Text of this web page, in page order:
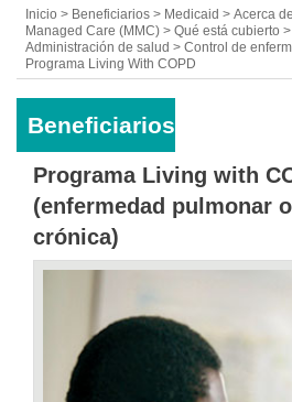
Inicio > Beneficiarios > Medicaid > Acerca
Managed Care (MMC) > Qué está cubierto >
Administración de salud > Control de
Programa Living With COPD
Beneficiarios
Programa Living with
(enfermedad pulmonar
crónica)